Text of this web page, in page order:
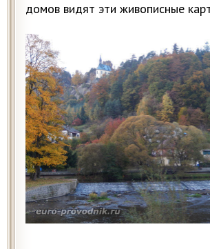
домов видят эти живописные